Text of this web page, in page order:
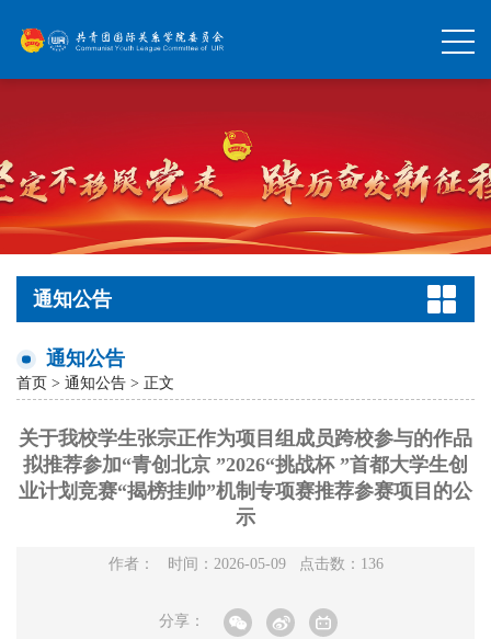
通知公告
通知公告
首页 > 通知公告 > 正文
关于我校学生张宗正作为项目组成员跨校参与的作品
拟推荐参加“青创北京 ”2026“挑战杯 ”首都大学生创
业计划竞赛“揭榜挂帅”机制专项赛推荐参赛项目的公
示
作者： 时间：2026-05-09 点击数： 136
分享：